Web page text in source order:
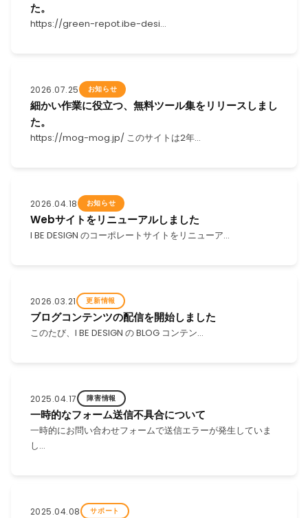
た。
https://green-repot.ibe-desi…
2026.07.25 お知らせ
細かい作業に役立つ、無料ツール集をリリースしまし
た。
https://mog-mog.jp/ このサイトは2年…
2026.04.18 お知らせ
Webサイトをリニューアルしました
I BE DESIGN のコーポレートサイトをリニューア…
2026.03.21 更新情報
ブログコンテンツの配信を開始しました
このたび、I BE DESIGN の BLOG コンテン…
2025.04.17 障害情報
一時的なフォーム送信不具合について
一時的にお問い合わせフォームで送信エラーが発生していま
し…
2025.04.08 サポート